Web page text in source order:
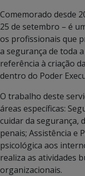
Comemorado desde
25 de setembro – é
os profissionais que
a segurança de toda
referência à criação
dentro do Poder
O trabalho deste
áreas específicas:
cuidar da segurança,
penais; Assistência e
psicológica aos
realiza as atividades
organizacionais.